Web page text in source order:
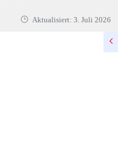
Aktualisiert: 3. Juli 2026